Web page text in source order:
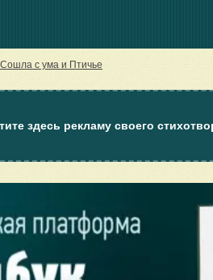
Сошла с ума и Птичье
здесь рекламу своего